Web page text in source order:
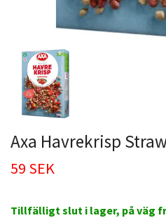
Axa Havrekrisp
59 SEK
Tillfälligt slut i lager, på väg